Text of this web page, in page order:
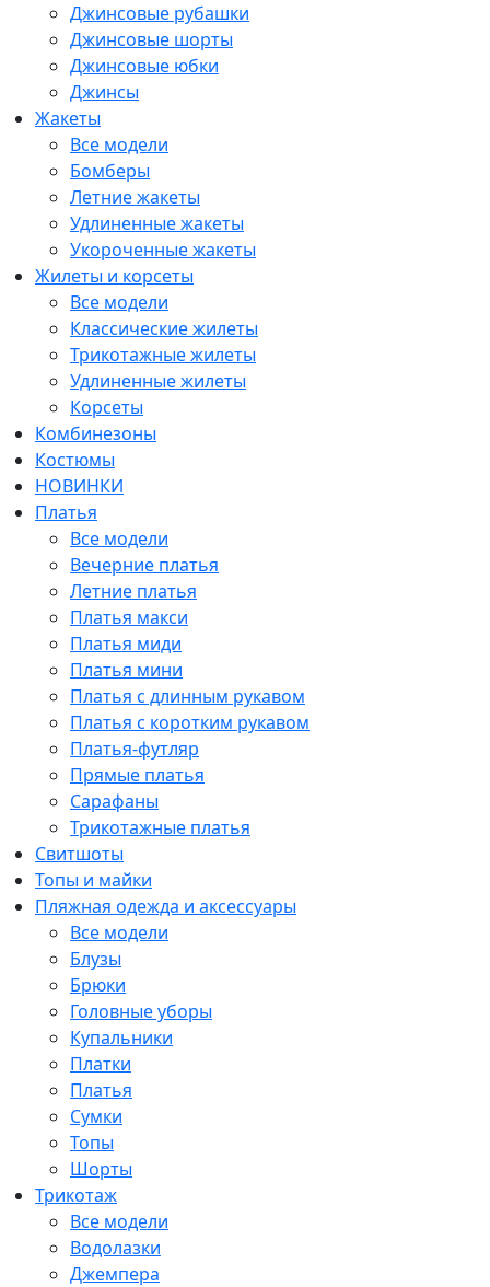
Джинсовые рубашки
Джинсовые шорты
Джинсовые юбки
Джинсы
Жакеты
Все модели
Бомберы
Летние жакеты
Удлиненные жакеты
Укороченные жакеты
Жилеты и корсеты
Все модели
Классические жилеты
Трикотажные жилеты
Удлиненные жилеты
Корсеты
Комбинезоны
Костюмы
НОВИНКИ
Платья
Все модели
Вечерние платья
Летние платья
Платья макси
Платья миди
Платья мини
Платья с длинным рукавом
Платья с коротким рукавом
Платья-футляр
Прямые платья
Сарафаны
Трикотажные платья
Свитшоты
Топы и майки
Пляжная одежда и аксессуары
Все модели
Блузы
Брюки
Головные уборы
Купальники
Платки
Платья
Сумки
Топы
Шорты
Трикотаж
Все модели
Водолазки
Джемпера